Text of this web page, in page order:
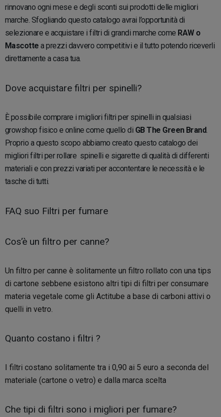
rinnovano ogni mese e degli sconti sui prodotti delle migliori
marche. Sfogliando questo catalogo avrai l’opportunità di
selezionare e acquistare i filtri di grandi marche come RAW o
Mascotte a prezzi davvero competitivi e il tutto potendo riceverli
direttamente a casa tua.
Dove acquistare filtri per spinelli?
È possibile comprare i migliori filtri per spinelli in qualsiasi
growshop fisico e online come quello di GB The Green Brand.
Proprio a questo scopo abbiamo creato questo catalogo dei
migliori filtri per rollare spinelli e sigarette di qualità di differenti
materiali e con prezzi variati per accontentare le necessità e le
tasche di tutti.
FAQ suo Filtri per fumare
Cos’è un filtro per canne?
Un filtro per canne è solitamente un filtro rollato con una tips
di cartone sebbene esistono altri tipi di filtri per consumare
materia vegetale come gli Actitube a base di carboni attivi o
quelli in vetro.
Quanto costano i filtri ?
I filtri costano solitamente tra i 0,90 ai 5 euro a seconda del
materiale (cartone o vetro) e dalla marca scelta
Che tipi di filtri sono i migliori per fumare?